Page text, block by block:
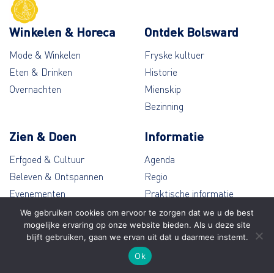
Winkelen & Horeca
Mode & Winkelen
Eten & Drinken
Overnachten
Ontdek Bolsward
Fryske kultuer
Historie
Mienskip
Bezinning
Zien & Doen
Erfgoed & Cultuur
Beleven & Ontspannen
Evenementen
Wandelen & Fietsen
Informatie
Agenda
Regio
Praktische informatie
Contact
We gebruiken cookies om ervoor te zorgen dat we u de best
mogelijke ervaring op onze website bieden. Als u deze site
blijft gebruiken, gaan we ervan uit dat u daarmee instemt.
Ok